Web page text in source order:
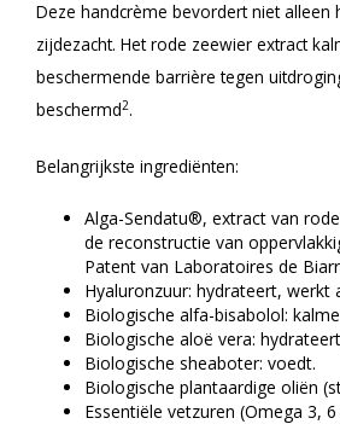
Deze handcrème bevordert niet
zijdezacht. Het rode zeewier extract
beschermende barrière tegen
beschermd2.
Belangrijkste ingrediënten:
Alga-Sendatu®, extract van
de reconstructie van
Patent van Laboratoires de
Hyaluronzuur: hydrateert, werkt
Biologische alfa-bisabolol:
Biologische aloë vera:
Biologische sheaboter: voedt.
Biologische plantaardige oliën
Essentiële vetzuren (Omega 3,